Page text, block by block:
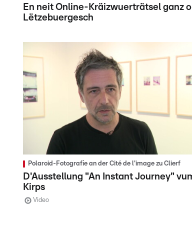
En neit Online-Kräizwuerträtsel ganz
Lëtzebuergesch
Polaroid-Fotografie an der Cité de l'image zu Clierf
D'Ausstellung "An Instant Journey"
Kirps
Video